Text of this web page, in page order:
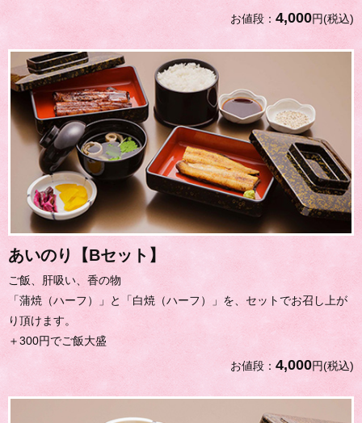
お値段： 4,000円(税込)
あいのり【Bセット】
ご飯、肝吸い、香の物
「蒲焼（ハーフ）」と「白焼（ハーフ）」を、セットでお召し上が
り頂けます。
＋300円でご飯大盛
お値段： 4,000円(税込)